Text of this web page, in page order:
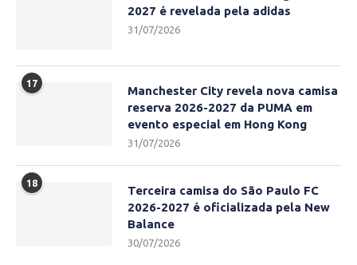
2027 é revelada pela adidas
31/07/2026
17
Manchester City revela nova camisa
reserva 2026-2027 da PUMA em
evento especial em Hong Kong
31/07/2026
18
Terceira camisa do São Paulo FC
2026-2027 é oficializada pela New
Balance
30/07/2026